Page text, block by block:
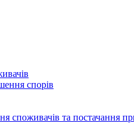
спорів
споживачів та постачання